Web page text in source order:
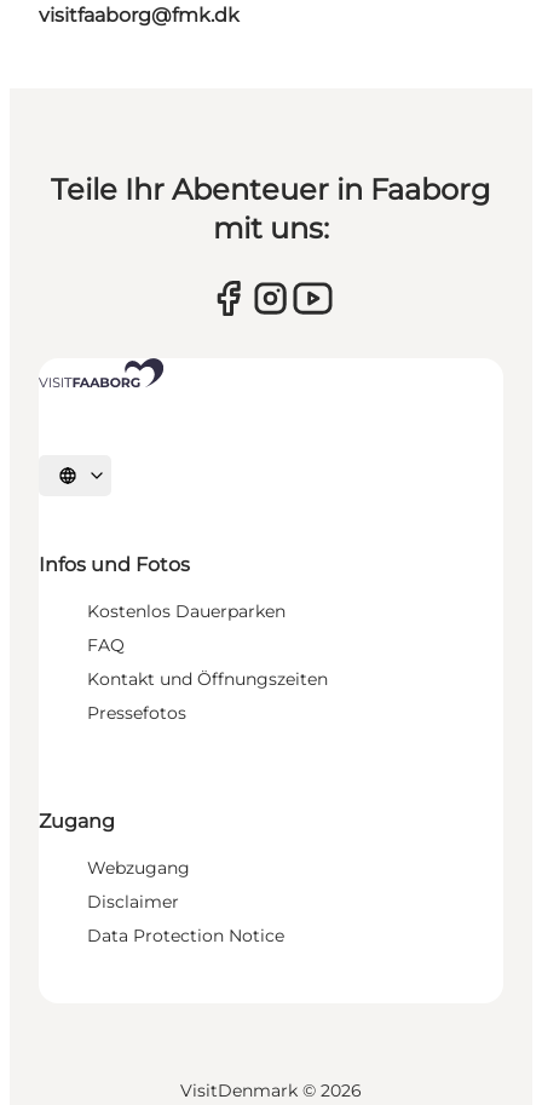
visitfaaborg@fmk.dk
Teile Ihr Abenteuer in Faaborg
mit uns:
Sprache auswählen
Infos und Fotos
Kostenlos Dauerparken
FAQ
Kontakt und Öffnungszeiten
Pressefotos
Zugang
Webzugang
Disclaimer
Data Protection Notice
VisitDenmark © 2026